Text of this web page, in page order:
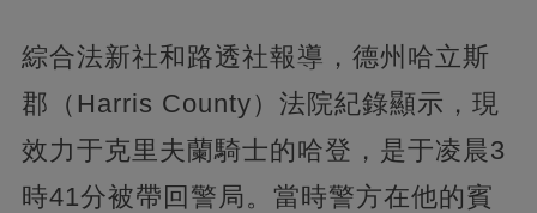
綜合法新社和路透社報導，德州哈立斯
郡（Harris County）法院紀錄顯示，現
效力于克里夫蘭騎士的哈登，是于凌晨3
時41分被帶回警局。當時警方在他的賓